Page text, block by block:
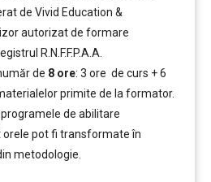
de Vivid Education &
autorizat de formare
R.N.F.F.P.A.A.
de 8 ore: 3 ore de curs + 6
primite de la formator.
de abilitare
pot fi transformate în
metodologie.